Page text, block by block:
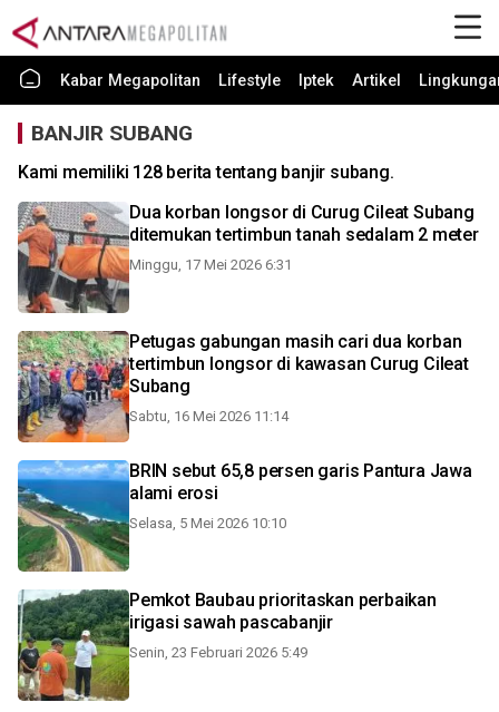
Kabar Megapolitan Lifestyle Iptek Artikel
BANJIR SUBANG
Kami memiliki 128 berita tentang banjir subang.
Dua korban longsor di Curug Cileat Subang
ditemukan tertimbun tanah sedalam 2 meter
Minggu, 17 Mei 2026 6:31
Petugas gabungan masih cari dua korban
tertimbun longsor di kawasan Curug Cileat
Subang
Sabtu, 16 Mei 2026 11:14
BRIN sebut 65,8 persen garis Pantura Jawa
alami erosi
Selasa, 5 Mei 2026 10:10
Pemkot Baubau prioritaskan perbaikan
irigasi sawah pascabanjir
Senin, 23 Februari 2026 5:49